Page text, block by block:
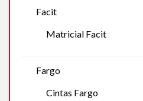
Facit
Matricial Facit
Fargo
Cintas Fargo